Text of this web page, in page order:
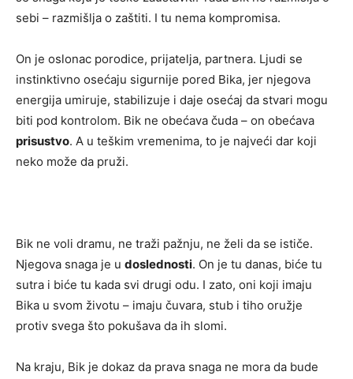
sebi – razmišlja o zaštiti. I tu nema kompromisa.
On je oslonac porodice, prijatelja, partnera. Ljudi se
instinktivno osećaju sigurnije pored Bika, jer njegova
energija umiruje, stabilizuje i daje osećaj da stvari mogu
biti pod kontrolom. Bik ne obećava čuda – on obećava
prisustvo. A u teškim vremenima, to je najveći dar koji
neko može da pruži.
Bik ne voli dramu, ne traži pažnju, ne želi da se ističe.
Njegova snaga je u doslednosti. On je tu danas, biće tu
sutra i biće tu kada svi drugi odu. I zato, oni koji imaju
Bika u svom životu – imaju čuvara, stub i tiho oružje
protiv svega što pokušava da ih slomi.
Na kraju, Bik je dokaz da prava snaga ne mora da bude